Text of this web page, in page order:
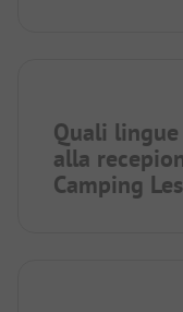
Quali
alla
Camping